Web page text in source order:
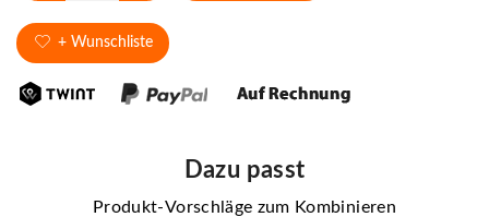
+ Wunschliste
Dazu passt
Produkt-Vorschläge zum Kombinieren